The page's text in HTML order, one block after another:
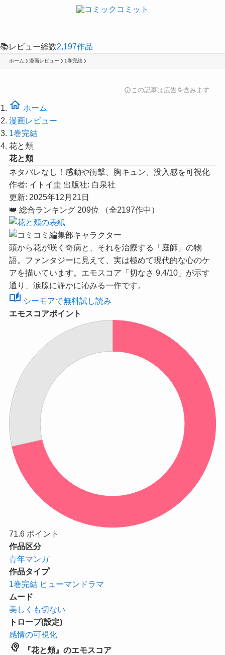
📚レビュー総数2,197作品
ホーム 漫画レビュー 1巻完結
infoこの記事は広告を含みます
home ホーム
漫画レビュー
1巻完結
花と頬
花と頬
ネタバレなし！感動や衝撃、胸キュン、没入感を可視化
作者: イトイ圭 出版社: 白泉社
更新: 2025年12月21日
👑 総合ランキング 209位 （全2197作中）
頭から花が咲く奇病と、それを治療する「庭師」の物
語。ファンタジーに見えて、実は極めて現代的な心のケ
アを描いています。 エモスコア「切なさ 9.4/10」 が示す
通り、涙腺に静かに沁みる一作です。
auto_stories シーモアで無料試し読み
エモスコアポイント
71.6 ポイント
作品区分
青年マンガ
作品タイプ
1巻完結 ヒューマンドラマ
ムード
美しくも切ない
トロープ(設定)
感情の可視化
psychology 『花と頬』のエモスコア